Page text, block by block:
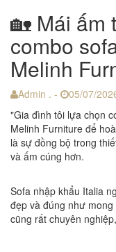
🏡 Mái ấm
combo
Melinh
Admin . -
05/07/
"Gia đình tôi lựa chọn
Melinh Furniture để
là sự đồng bộ trong
và ấm cúng hơn.
Sofa nhập khẩu Italia
đẹp và đúng như
cũng rất chuyên